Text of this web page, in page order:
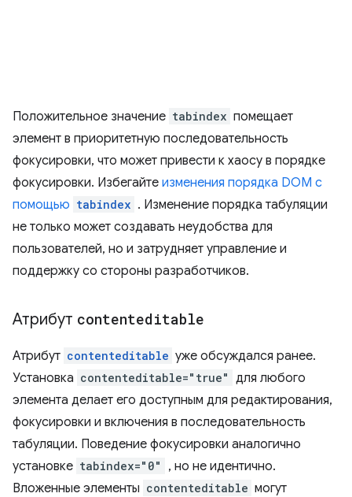
Положительное значение tabindex помещает
элемент в приоритетную последовательность
фокусировки, что может привести к хаосу в порядке
фокусировки. Избегайте изменения порядка DOM с
помощью tabindex . Изменение порядка табуляции
не только может создавать неудобства для
пользователей, но и затрудняет управление и
поддержку со стороны разработчиков.
Атрибут contenteditable
Атрибут contenteditable уже обсуждался ранее.
Установка contenteditable="true" для любого
элемента делает его доступным для редактирования,
фокусировки и включения в последовательность
табуляции. Поведение фокусировки аналогично
установке tabindex="0"
, но не идентично.
Вложенные элементы contenteditable могут